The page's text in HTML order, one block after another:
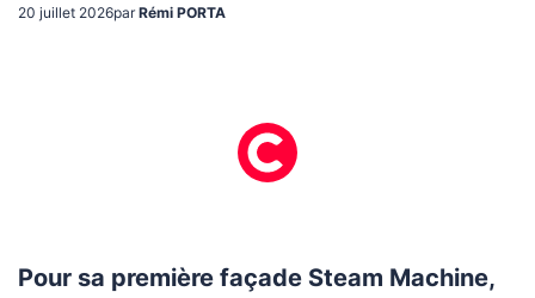
20 juillet 2026par Rémi PORTA
Pour sa première façade Steam Machine,